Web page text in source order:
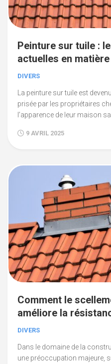
Peinture sur tuile :
actuelles en
DIVERS
La peinture sur tuile est
prisée par les propriétaires
l’apparence de leur maison
9 AVRIL 2025
Comment le
améliore la
DIVERS
Dans le domaine de la
une préoccupation majeure,